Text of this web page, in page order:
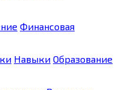
Финансовая
Навыки Образование